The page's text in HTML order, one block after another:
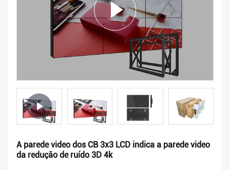
A parede video dos CB 3x3 LCD indica a parede video
da redução de ruído 3D 4k